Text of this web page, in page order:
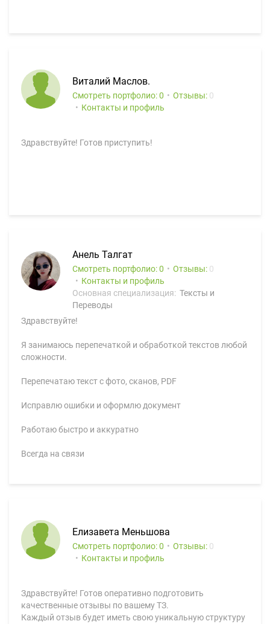
Виталий Маслов.
Смотреть портфолио: 0 Отзывы: 0
Контакты и профиль
Здравствуйте! Готов приступить!
Анель Талгат
Смотреть портфолио: 0 Отзывы: 0
Контакты и профиль
Основная специализация: Тексты и
Переводы
Здравствуйте!
Я занимаюсь перепечаткой и обработкой текстов любой
сложности.
Перепечатаю текст с фото, сканов, PDF
Исправлю ошибки и оформлю документ
Работаю быстро и аккуратно
Всегда на связи
Елизавета Меньшова
Смотреть портфолио: 0 Отзывы: 0
Контакты и профиль
Здравствуйте! Готов оперативно подготовить
качественные отзывы по вашему ТЗ.
Каждый отзыв будет иметь свою уникальную структуру